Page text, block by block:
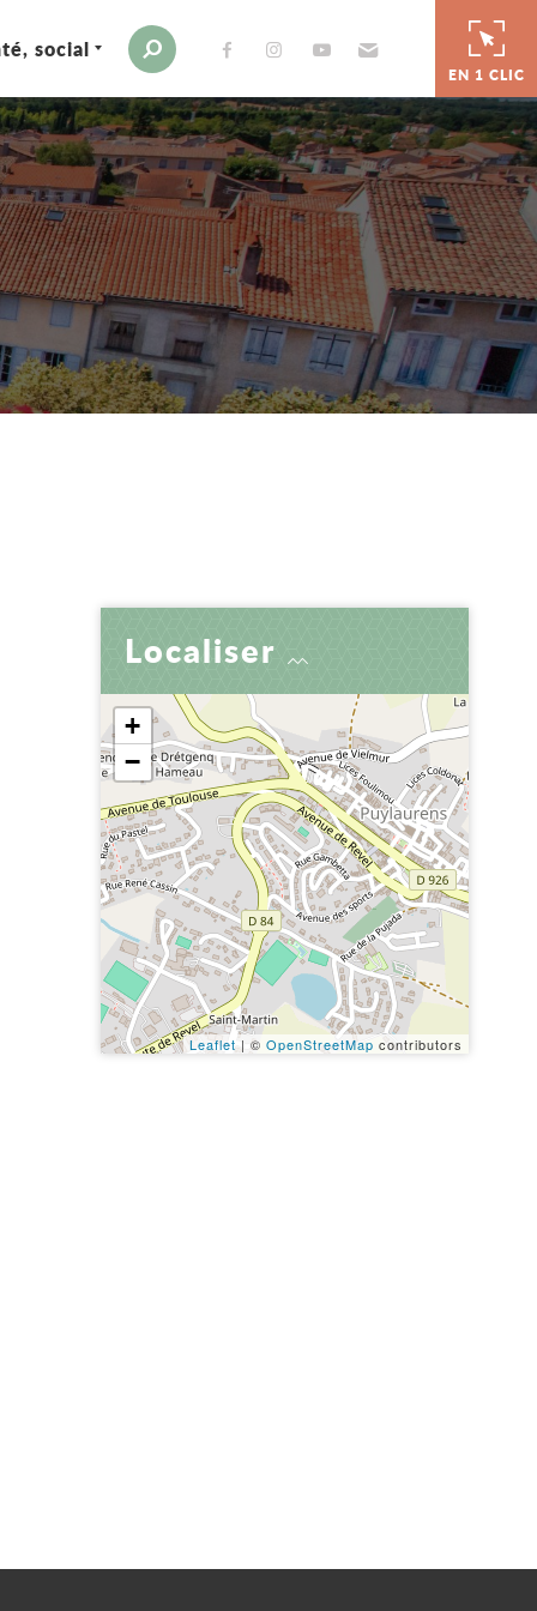
EN 1 CLIC
Moteur de recherche
social Envoyer par e-mail
par e-mail
Localiser
+
−
Leaflet| © OpenStreetMap contributors